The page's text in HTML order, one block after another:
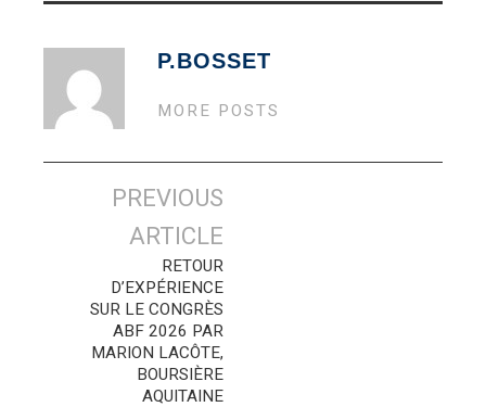
P.BOSSET
MORE POSTS
Navigation
PREVIOUS
ARTICLE
RETOUR
D’EXPÉRIENCE
SUR LE CONGRÈS
ABF 2026 PAR
MARION LACÔTE,
BOURSIÈRE
AQUITAINE